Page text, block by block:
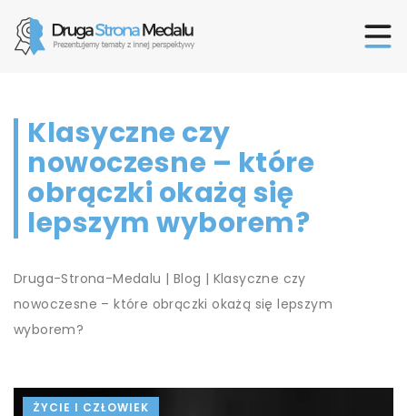
Klasyczne czy
nowoczesne – które
obrączki okażą się
lepszym wyborem?
Druga-Strona-Medalu | Blog | Klasyczne czy
nowoczesne – które obrączki okażą się lepszym
wyborem?
ŻYCIE I CZŁOWIEK